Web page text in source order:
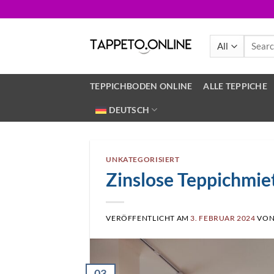
Search
TEPPICHBODEN ONLINE ALLE TEPPICHE
DEUTSCH
UNKATEGORISIERT
Zinslose
VERÖFFENTLICHT AM 3. FEBRUAR 2024